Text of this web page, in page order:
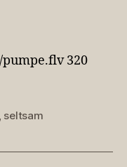
320
seltsam